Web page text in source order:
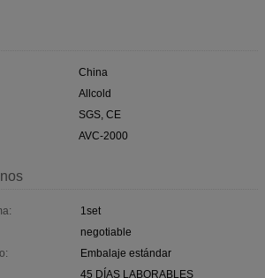
China
Allcold
SGS, CE
AVC-2000
1set
negotiable
Embalaje estándar
45 DÍAS LABORABLES